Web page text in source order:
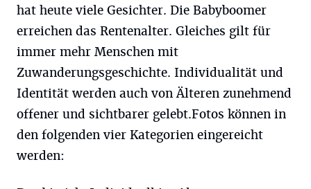
hat heute viele Gesichter. Die Babyboomer
erreichen das Rentenalter. Gleiches gilt für
immer mehr Menschen mit
Zuwanderungsgeschichte. Individualität und
Identität werden auch von Älteren zunehmend
offener und sichtbarer gelebt.Fotos können in
den folgenden vier Kategorien eingereicht
werden: